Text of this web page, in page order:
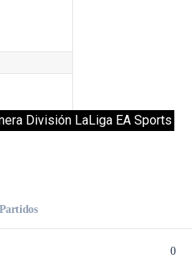
División LaLiga EA Sports